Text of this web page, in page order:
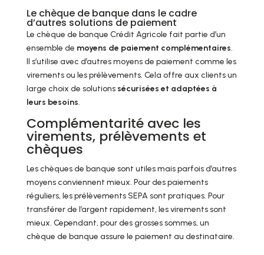
Le chèque de banque dans le cadre
d’autres solutions de paiement
Le chèque de banque Crédit Agricole fait partie d’un
ensemble de moyens de paiement complémentaires.
Il s’utilise avec d’autres moyens de paiement comme les
virements ou les prélèvements. Cela offre aux clients un
large choix de solutions sécurisées et adaptées à
leurs besoins.
Complémentarité avec les
virements, prélèvements et
chèques
Les chèques de banque sont utiles mais parfois d’autres
moyens conviennent mieux. Pour des paiements
réguliers, les prélèvements SEPA sont pratiques. Pour
transférer de l’argent rapidement, les virements sont
mieux. Cependant, pour des grosses sommes, un
chèque de banque assure le paiement au destinataire.